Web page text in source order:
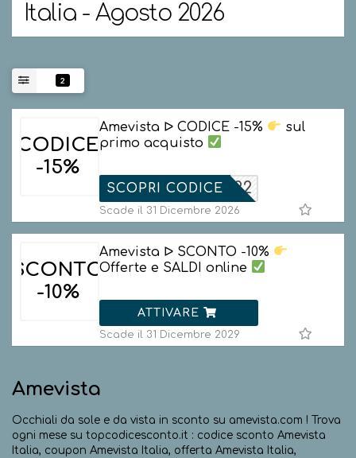
Italia - Agosto 2026
2
CODICE
-15%
Amevista ᐅ CODICE -15%
sul
primo acquisto
04FE3722
SCOPRI CODICE
Scade il 31 Dicembre 2026
SCONTO
-10%
Amevista ᐅ SCONTO -10%
Offerte e SALDI online
ATTIVARE
Scade il 31 Dicembre 2029
Amevista
Occhiali da sole e da vista in sconto su amevista.com ! Trova
ogni mese su topcodicesconto.it : codice sconto Amevista
Italia, coupon Amevista Italia, offerta Amevista Italia,